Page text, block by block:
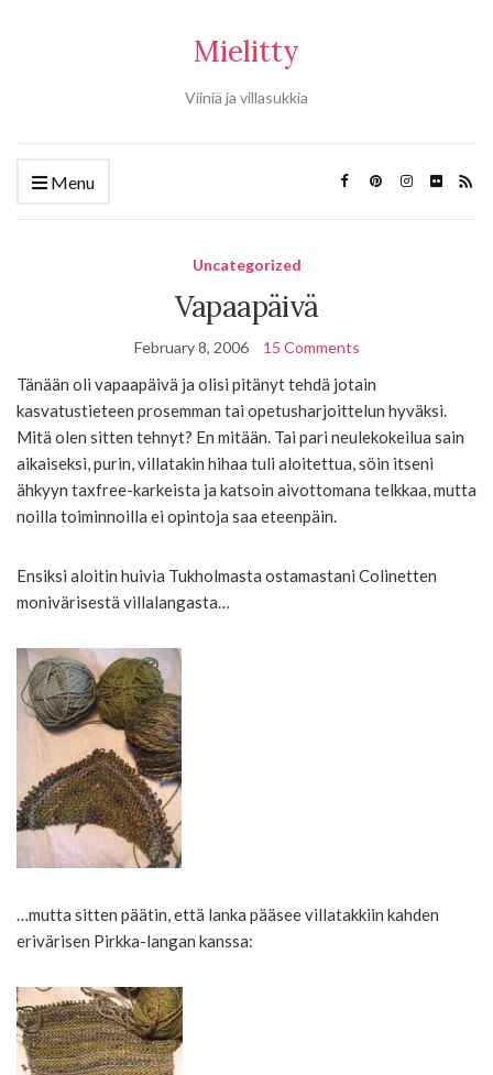
Mielitty
Viiniä ja villasukkia
Menu
Uncategorized
Vapaapäivä
February 8, 2006 15 Comments
Tänään oli vapaapäivä ja olisi pitänyt tehdä jotain
kasvatustieteen prosemman tai opetusharjoittelun hyväksi.
Mitä olen sitten tehnyt? En mitään. Tai pari neulekokeilua sain
aikaiseksi, purin, villatakin hihaa tuli aloitettua, söin itseni
ähkyyn taxfree-karkeista ja katsoin aivottomana telkkaa, mutta
noilla toiminnoilla ei opintoja saa eteenpäin.
Ensiksi aloitin huivia Tukholmasta ostamastani Colinetten
monivärisestä villalangasta…
…mutta sitten päätin, että lanka pääsee villatakkiin kahden
erivärisen Pirkka-langan kanssa: